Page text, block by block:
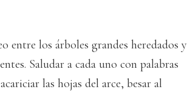
entre los árboles grandes heredados y
Saludar a cada uno con palabras
las hojas del arce, besar al